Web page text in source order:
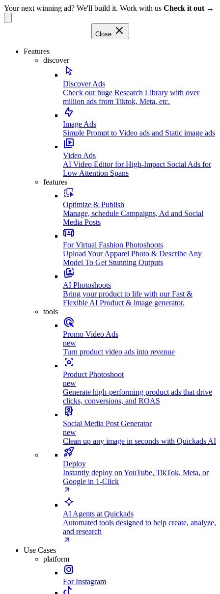
Your next winning ad? We'll build it. Work with us Check it out →
Close
Features
discover
Discover Ads
Check our huge Research Library with over
million ads from Tiktok, Meta, etc.
Image Ads
Simple Prompt to Video ads and Static image ads
Video Ads
AI Video Editor for High-Impact Social Ads for
Low Attention Spans
features
Optimize & Publish
Manage, schedule Campaigns, Ad and Social
Media Posts
For Virtual Fashion Photoshoots
Upload Your Apparel Photo & Describe Any
Model To Get Stunning Outputs
AI Photoshoots
Bring your product to life with our Fast &
Flexible AI Product & image generator.
tools
Promo Video Ads
new
Turn product video ads into revenue
Product Photoshoot
new
Generate high-performing product ads that drive
clicks, conversions, and ROAS
Social Media Post Generator
new
Clean up any image in seconds with Quickads AI
Deploy
Instantly deploy on YouTube, TikTok, Meta, or
Google in 1-Click
AI Agents at Quickads
Automated tools designed to help create, analyze,
and research
Use Cases
platform
For Instagram